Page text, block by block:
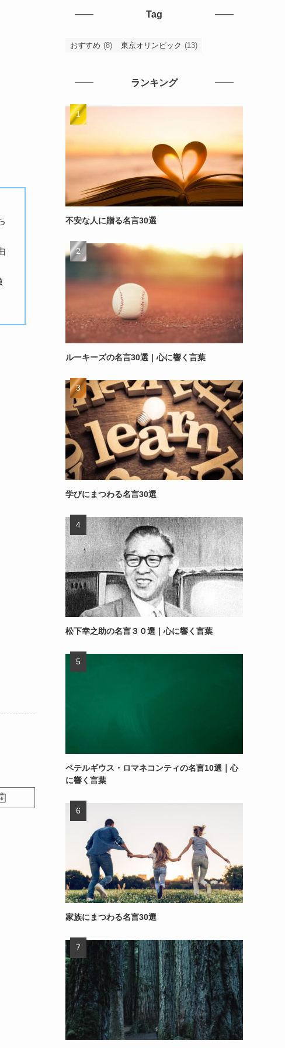
Tag
おすすめ (8) 東京オリンピック (13)
ランキング
不安な人に贈る名言30選
ルーキーズの名言30選｜心に響く言葉
学びにまつわる名言30選
松下幸之助の名言３０選｜心に響く言葉
ペテルギウス・ロマネコンティの名言10選｜心
に響く言葉
家族にまつわる名言30選